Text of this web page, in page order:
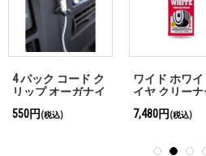
4 パック コード ク
リップ オーガナイ
550円 (税込)
ワイド ホワイ
イヤ クリーナ
7,480円 (税込)